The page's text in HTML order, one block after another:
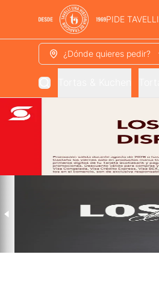
PIDE TAVELLI
¿Dónde quieres pedir?